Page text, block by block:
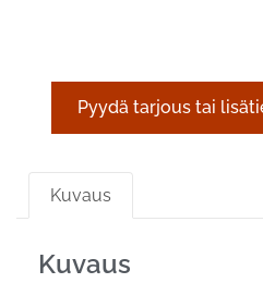
Pyydä tarjous tai
Kuvaus
Kuvaus